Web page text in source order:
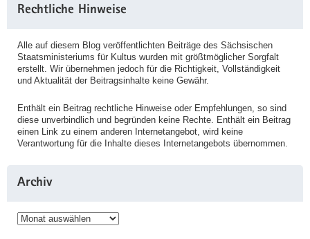
Rechtliche Hinweise
Alle auf diesem Blog veröffentlichten Beiträge des Sächsischen
Staatsministeriums für Kultus wurden mit größtmöglicher Sorgfalt
erstellt. Wir übernehmen jedoch für die Richtigkeit, Vollständigkeit
und Aktualität der Beitragsinhalte keine Gewähr.
Enthält ein Beitrag rechtliche Hinweise oder Empfehlungen, so sind
diese unverbindlich und begründen keine Rechte. Enthält ein Beitrag
einen Link zu einem anderen Internetangebot, wird keine
Verantwortung für die Inhalte dieses Internetangebots übernommen.
Archiv
Archiv